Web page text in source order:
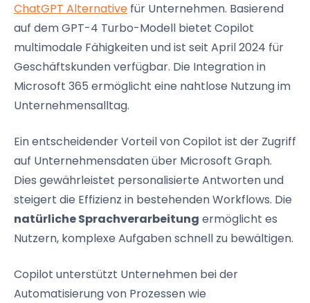
ChatGPT Alternative für Unternehmen. Basierend
auf dem GPT-4 Turbo-Modell bietet Copilot
multimodale Fähigkeiten und ist seit April 2024 für
Geschäftskunden verfügbar. Die Integration in
Microsoft 365 ermöglicht eine nahtlose Nutzung im
Unternehmensalltag.
Ein entscheidender Vorteil von Copilot ist der Zugriff
auf Unternehmensdaten über Microsoft Graph.
Dies gewährleistet personalisierte Antworten und
steigert die Effizienz in bestehenden Workflows. Die
natürliche Sprachverarbeitung ermöglicht es
Nutzern, komplexe Aufgaben schnell zu bewältigen.
Copilot unterstützt Unternehmen bei der
Automatisierung von Prozessen wie